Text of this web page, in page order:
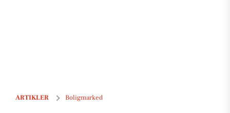
ARTIKLER Boligmarked
Priser op til 15,0 mio. kroner: Se de dyreste boliger i Køge Kommune